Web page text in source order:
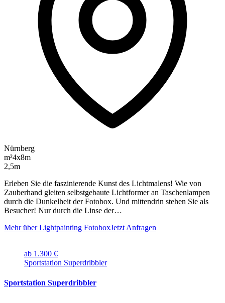
Nürnberg
m²4x8m
2,5m
Erleben Sie die faszinierende Kunst des Lichtmalens! Wie von
Zauberhand gleiten selbstgebaute Lichtformer an Taschenlampen
durch die Dunkelheit der Fotobox. Und mittendrin stehen Sie als
Besucher! Nur durch die Linse der…
Mehr über Lightpainting FotoboxJetzt Anfragen
ab 1.300 €
Sportstation Superdribbler
Sportstation Superdribbler